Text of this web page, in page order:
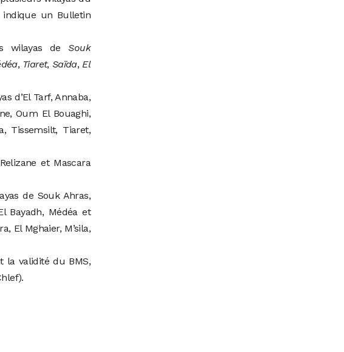
indique un Bulletin
wilayas deSouk
, Tiaret, Saïda, El
d’El Tarf, Annaba,
Oum El Bouaghi,
Tissemsilt, Tiaret,
et Mascara
de Souk Ahras,
Bayadh, Médéa et
El Mghaier, M’sila,
la validité du BMS,